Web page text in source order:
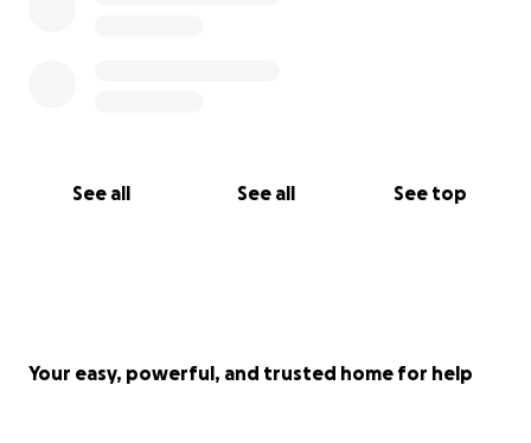
See all See all See top
Your easy, powerful, and trusted home for help